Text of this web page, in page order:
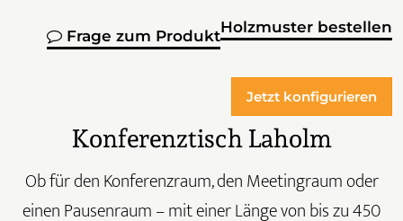
Holzmuster bestellen
Frage zum Produkt
Jetzt konfigurieren
Konferenztisch Laholm
Ob für den Konferenzraum, den Meetingraum oder
einen Pausenraum – mit einer Länge von bis zu 450